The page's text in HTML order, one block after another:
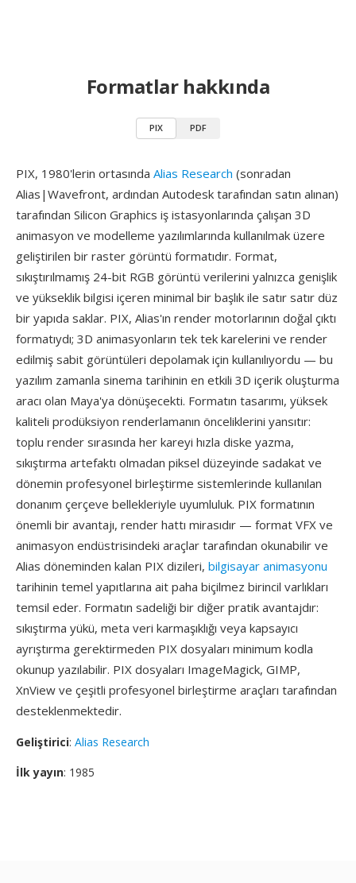
Formatlar hakkında
PIX PDF
PIX, 1980'lerin ortasında Alias Research (sonradan
Alias|Wavefront, ardından Autodesk tarafından satın alınan)
tarafından Silicon Graphics iş istasyonlarında çalışan 3D
animasyon ve modelleme yazılımlarında kullanılmak üzere
geliştirilen bir raster görüntü formatıdır. Format,
sıkıştırılmamış 24-bit RGB görüntü verilerini yalnızca genişlik
ve yükseklik bilgisi içeren minimal bir başlık ile satır satır düz
bir yapıda saklar. PIX, Alias'ın render motorlarının doğal çıktı
formatıydı; 3D animasyonların tek tek karelerini ve render
edilmiş sabit görüntüleri depolamak için kullanılıyordu — bu
yazılım zamanla sinema tarihinin en etkili 3D içerik oluşturma
aracı olan Maya'ya dönüşecekti. Formatın tasarımı, yüksek
kaliteli prodüksiyon renderlamanın önceliklerini yansıtır:
toplu render sırasında her kareyi hızla diske yazma,
sıkıştırma artefaktı olmadan piksel düzeyinde sadakat ve
dönemin profesyonel birleştirme sistemlerinde kullanılan
donanım çerçeve bellekleriyle uyumluluk. PIX formatının
önemli bir avantajı, render hattı mirasıdır — format VFX ve
animasyon endüstrisindeki araçlar tarafından okunabilir ve
Alias döneminden kalan PIX dizileri, bilgisayar animasyonu
tarihinin temel yapıtlarına ait paha biçilmez birincil varlıkları
temsil eder. Formatın sadeliği bir diğer pratik avantajdır:
sıkıştırma yükü, meta veri karmaşıklığı veya kapsayıcı
ayrıştırma gerektirmeden PIX dosyaları minimum kodla
okunup yazılabilir. PIX dosyaları ImageMagick, GIMP,
XnView ve çeşitli profesyonel birleştirme araçları tarafından
desteklenmektedir.
Geliştirici: Alias Research
İlk yayın: 1985